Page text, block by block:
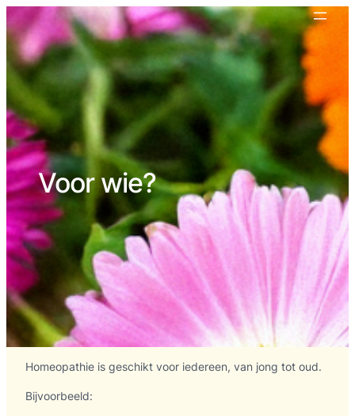
Voor wie?
Homeopathie is geschikt voor iedereen, van jong tot oud.
Bijvoorbeeld: